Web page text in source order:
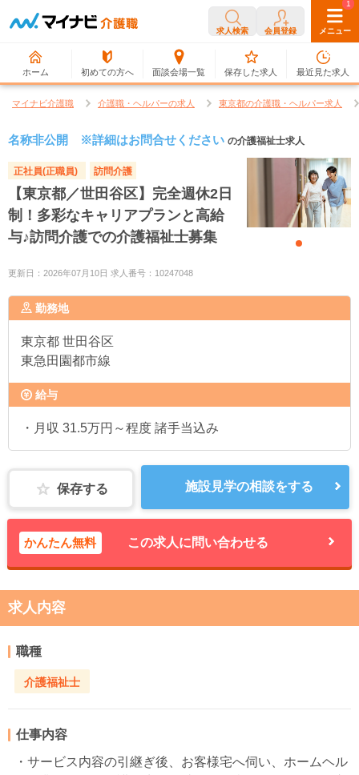
求人検索 会員登録 メニュー
ホーム 初めての方へ 面談会場一覧
0
保存した求人
1
最近見た求人
マイナビ介護職 介護職・ヘルパーの求人 東京都の介護職・ヘルパー求人
名称非公開 ※詳細はお問合せください の介護福祉士求人
正社員(正職員) 訪問介護
【東京都／世田谷区】完全週休2日
制！多彩なキャリアプランと高給
与♪訪問介護での介護福祉士募集
更新日：2026年07月10日 求人番号：10247048
勤務地
東京都 世田谷区
東急田園都市線
給与
・月収 31.5万円～程度 諸手当込み
保存する 施設見学の相談をする
かんたん無料 この求人に問い合わせる
求人内容
職種
介護福祉士
仕事内容
・サービス内容の引継ぎ後、お客様宅へ伺い、ホームヘル